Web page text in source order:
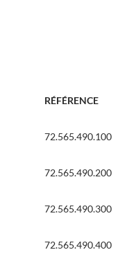
RÉFÉRENCE
72.565.490.100
72.565.490.200
72.565.490.300
72.565.490.400